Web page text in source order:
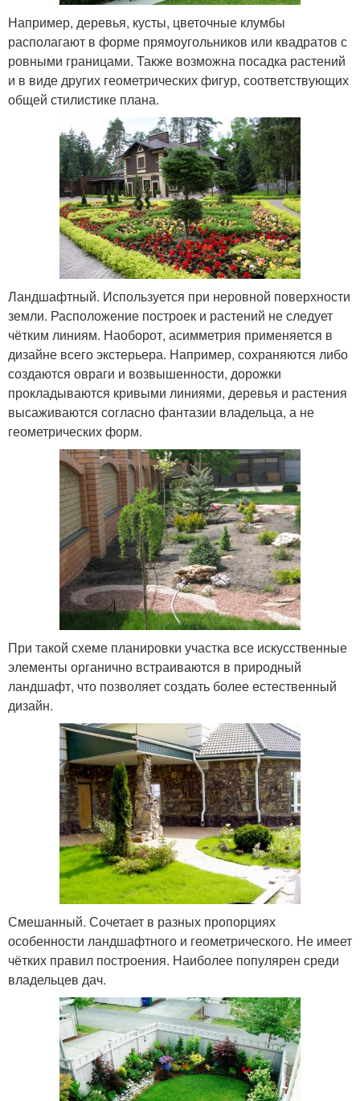
Например, деревья, кусты, цветочные клумбы
располагают в форме прямоугольников или квадратов с
ровными границами. Также возможна посадка растений
и в виде других геометрических фигур, соответствующих
общей стилистике плана.
Ландшафтный. Используется при неровной поверхности
земли. Расположение построек и растений не следует
чётким линиям. Наоборот, асимметрия применяется в
дизайне всего экстерьера. Например, сохраняются либо
создаются овраги и возвышенности, дорожки
прокладываются кривыми линиями, деревья и растения
высаживаются согласно фантазии владельца, а не
геометрических форм.
При такой схеме планировки участка все искусственные
элементы органично встраиваются в природный
ландшафт, что позволяет создать более естественный
дизайн.
Смешанный. Сочетает в разных пропорциях
особенности ландшафтного и геометрического. Не имеет
чётких правил построения. Наиболее популярен среди
владельцев дач.